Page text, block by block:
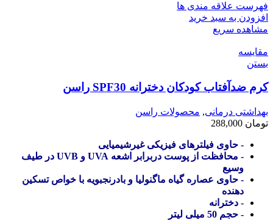
فهرست علاقه مندی ها
افزودن به سبد خرید
مشاهده سریع
مقایسه
بستن
کرم ضدآفتاب کودکان دخترانه SPF30 راسن
بهداشتی درمانی, محصولات راسن
تومان
- حاوی فیلترهای فیزیکی غیرشیمیایی
- محافظت از پوست دربرابر اشعه UVA و UVB در طیف
وسیع
- حاوی عصاره گیاه ماگنولیا و بادرنجبویه با خواص تسکین
دهنده
- دخترانه
- حجم 50 میلی لیتر